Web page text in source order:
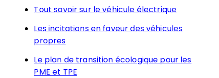
Tout savoir sur le véhicule électrique
Les incitations en faveur des véhicules
propres
Le plan de transition écologique pour les
PME et TPE